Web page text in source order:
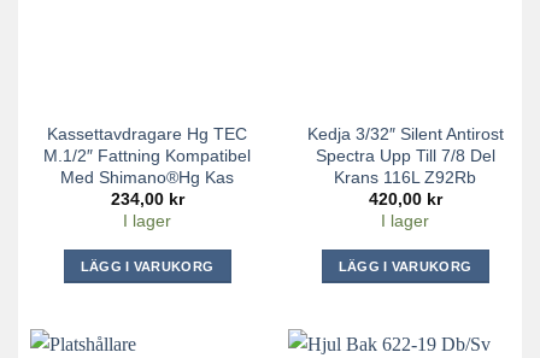
Kassettavdragare Hg TEC
M.1/2″ Fattning Kompatibel
Med Shimano®hg Kas
234,00 kr
I lager
LÄGG I VARUKORG
Kedja 3/32″ Silent Antirost
Spectra Upp Till 7/8 Del
Krans 116L Z92Rb
420,00 kr
I lager
LÄGG I VARUKORG